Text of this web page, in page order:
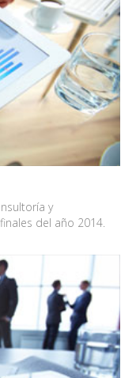
y
del año 2014.